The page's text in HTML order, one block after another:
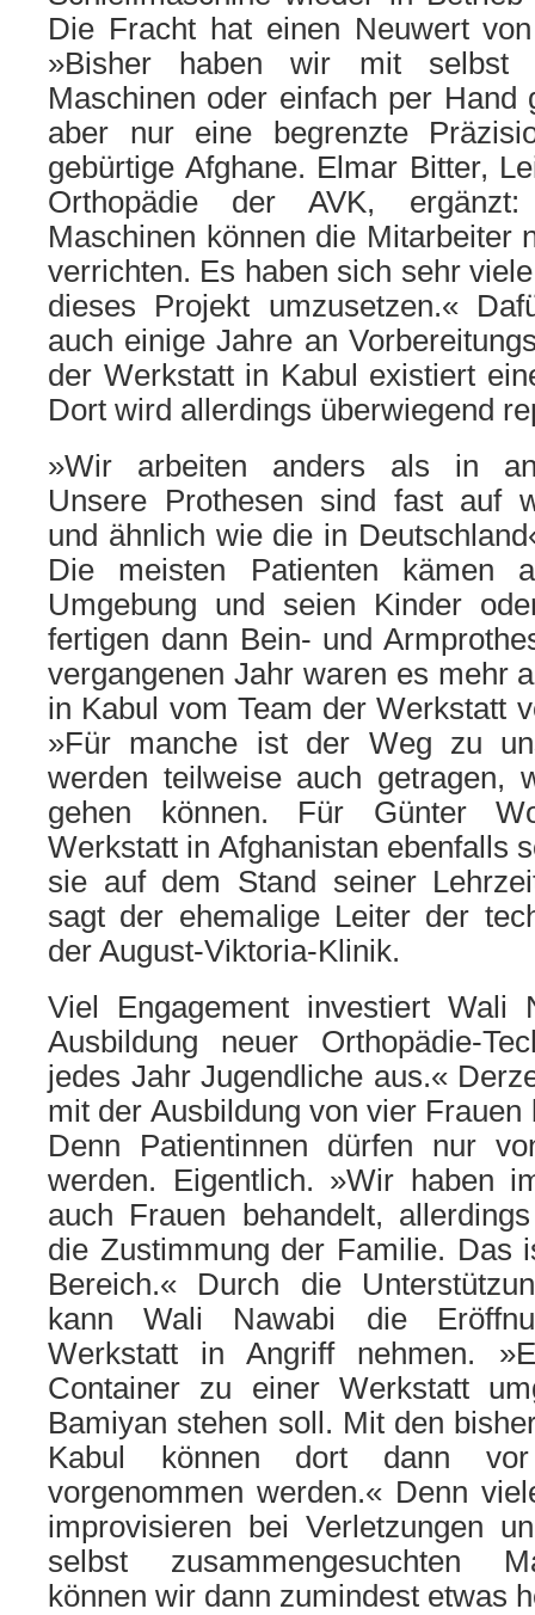
Die Fracht hat einen Neuwert
»Bisher haben wir mit selbst
Maschinen oder einfach per Hand
aber nur eine begrenzte
gebürtige Afghane. Elmar Bitter,
Orthopädie der AVK,
Maschinen können die Mitarbeiter
verrichten. Es haben sich sehr
dieses Projekt umzusetzen.«
auch einige Jahre an
der Werkstatt in Kabul existiert
Dort wird allerdings überwiegend
»Wir arbeiten anders als in
Unsere Prothesen sind fast auf
und ähnlich wie die in
Die meisten Patienten kämen
Umgebung und seien Kinder
fertigen dann Bein- und
vergangenen Jahr waren es mehr
in Kabul vom Team der Werkstatt
»Für manche ist der Weg zu
werden teilweise auch getragen,
gehen können. Für Günter
Werkstatt in Afghanistan ebenfalls
sie auf dem Stand seiner
sagt der ehemalige Leiter der
der August-Viktoria-Klinik.
Viel Engagement investiert Wali
Ausbildung neuer Orthopädie-
jedes Jahr Jugendliche aus.«
mit der Ausbildung von vier Frauen
Denn Patientinnen dürfen nur
werden. Eigentlich. »Wir haben
auch Frauen behandelt,
die Zustimmung der Familie. Das
Bereich.« Durch die
kann Wali Nawabi die
Werkstatt in Angriff nehmen.
Container zu einer Werkstatt
Bamiyan stehen soll. Mit den
Kabul können dort dann
vorgenommen werden.« Denn
improvisieren bei Verletzungen
selbst zusammengesuchten
können wir dann zumindest etwas